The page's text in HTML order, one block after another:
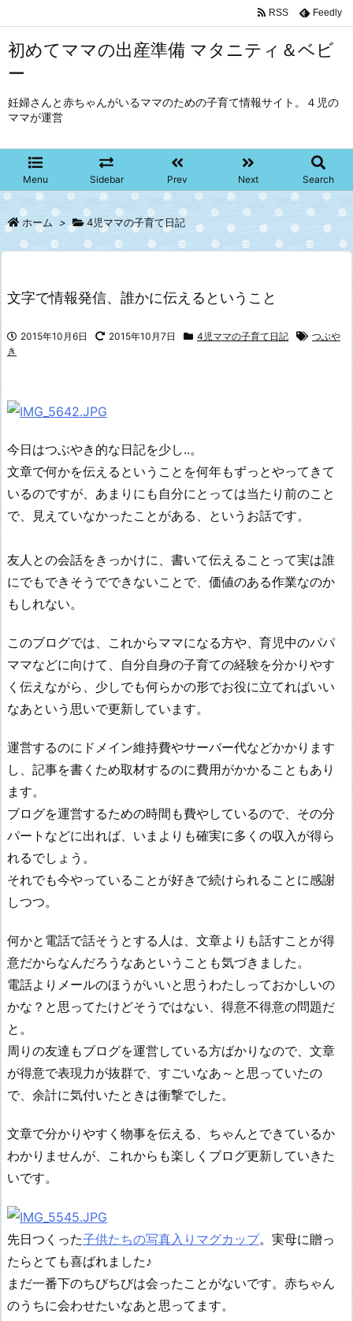
初めてママの出産準備 マタニティ＆ベビ
ー
妊婦さんと赤ちゃんがいるママのための子育て情報サイト。４児の
ママが運営
Menu Sidebar Prev Next Search
RSS Feedly
ホーム > 4児ママの子育て日記
文字で情報発信、誰かに伝えるということ
2015年10月6日 2015年10月7日 4児ママの子育て日記
つぶや
き
今日はつぶやき的な日記を少し..。
文章で何かを伝えるということを何年もずっとやってきて
いるのですが、あまりにも自分にとっては当たり前のこと
で、見えていなかったことがある、というお話です。
友人との会話をきっかけに、書いて伝えることって実は誰
にでもできそうでできないことで、価値のある作業なのか
もしれない。
このブログでは、これからママになる方や、育児中のパパ
ママなどに向けて、自分自身の子育ての経験を分かりやす
く伝えながら、少しでも何らかの形でお役に立てればいい
なあという思いで更新しています。
運営するのにドメイン維持費やサーバー代などかかります
し、記事を書くため取材するのに費用がかかることもあり
ます。
ブログを運営するための時間も費やしているので、その分
パートなどに出れば、いまよりも確実に多くの収入が得ら
れるでしょう。
それでも今やっていることが好きで続けられることに感謝
しつつ。
何かと電話で話そうとする人は、文章よりも話すことが得
意だからなんだろうなあということも気づきました。
電話よりメールのほうがいいと思うわたしっておかしいの
かな？と思ってたけどそうではない、得意不得意の問題だ
と。
周りの友達もブログを運営している方ばかりなので、文章
が得意で表現力が抜群で、すごいなあ～と思っていたの
で、余計に気付いたときは衝撃でした。
文章で分かりやすく物事を伝える、ちゃんとできているか
わかりませんが、これからも楽しくブログ更新していきた
いです。
先日つくった子供たちの写真入りマグカップ。実母に贈っ
たらとても喜ばれました♪
まだ一番下のちびちびは会ったことがないです。赤ちゃん
のうちに会わせたいなあと思ってます。